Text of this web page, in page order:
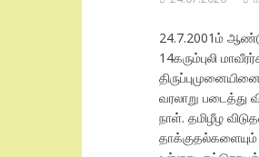
24.7.2001ம்
14கரும்புலி
வரலாறு படைத்து
நாள். தமிழீழ